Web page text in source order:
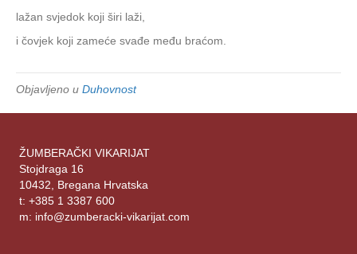
lažan svjedok koji širi laži,
i čovjek koji zameće svađe među braćom.
Objavljeno u Duhovnost
ŽUMBERAČKI VIKARIJAT
Stojdraga 16
10432, Bregana Hrvatska
t: +385 1 3387 600
m: info@zumberacki-vikarijat.com